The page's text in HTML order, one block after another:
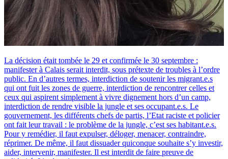
La décision était tombée le 29 et confirmée le 30 septembre :
manifester à Calais serait interdit, sous prétexte de troubles à l’ordre
public. En d’autres termes, interdiction de soutenir les migrant.e.s
qui ont fuit les zones de guerre, interdiction de rencontrer celles et
ceux qui aspirent simplement à vivre dignement hors d’un camp,
interdiction de rendre visible la jungle et ses occupant.e.s. Le
gouvernement, les différents chefs de partis, l’Etat raciste et policier
ont fait leur travail : le problème de la jungle, c’est ses habitant.e.s.
Pour y remédier, il faut expulser, déloger, menacer, contraindre,
réprimer. De même, il faut dissuader quiconque souhaite s’y investir,
aider, intervenir, manifester. Il est interdit de faire preuve de